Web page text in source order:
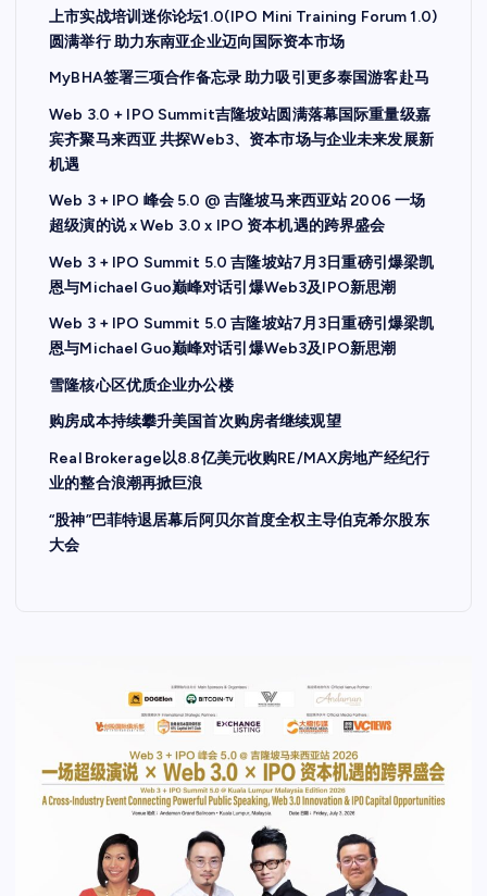
上市实战培训迷你论坛1.0(IPO Mini Training Forum 1.0)
圆满举行 助力东南亚企业迈向国际资本市场
MyBHA签署三项合作备忘录 助力吸引更多泰国游客赴马
Web 3.0 + IPO Summit吉隆坡站圆满落幕国际重量级嘉
宾齐聚马来西亚 共探Web3、资本市场与企业未来发展新
机遇
Web 3 + IPO 峰会 5.0 @ 吉隆坡马来西亚站 2006 一场
超级演的说 x Web 3.0 x IPO 资本机遇的跨界盛会
Web 3 + IPO Summit 5.0 吉隆坡站7月3日重磅引爆梁凯
恩与Michael Guo巅峰对话引爆Web3及IPO新思潮
Web 3 + IPO Summit 5.0 吉隆坡站7月3日重磅引爆梁凯
恩与Michael Guo巅峰对话引爆Web3及IPO新思潮
雪隆核心区优质企业办公楼
购房成本持续攀升美国首次购房者继续观望
Real Brokerage以8.8亿美元收购RE/MAX房地产经纪行
业的整合浪潮再掀巨浪
“股神”巴菲特退居幕后阿贝尔首度全权主导伯克希尔股东
大会